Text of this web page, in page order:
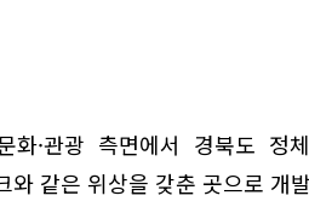
화·관광 측면에서 경북도
와 같은 위상을 갖춘 곳으로 개